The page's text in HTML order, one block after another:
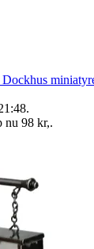
.
nu 98 kr,.